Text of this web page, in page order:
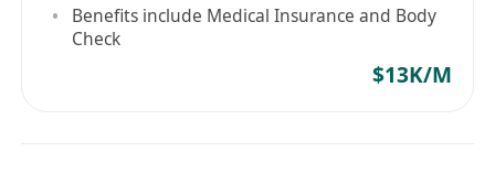
Benefits include Medical Insurance and Body
Check
$13K/M